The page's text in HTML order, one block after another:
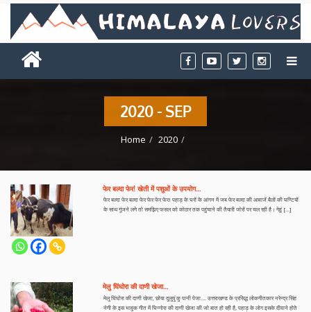
2020 - SEP
Home 2020
फेर बल्दा फेर! खेती में पशुओं के उपयोग…
फेर बल्दा फेर बल्दा फेर फेर फेर फेर! पहाड़ के घरों के आंगन में जब फेर बल्दा की आवाजें बैलों की घण्टियों
के साथ गूंजने लगे तो समझिए फसल को कोठार तक पहुंचाने की तैयारी जोरों पर चल रही है। गेहूं […]
मेलु घिंघोरा की दाणी खेजा…
मेलु घिंघोरा की दाणी खेजा, छोया दुलुयुं कु पानी पेजा…. उत्तराखण्ड के प्रसिद्ध लोकगीतकार नरेन्द्र सिंह
नेगी के इस भावुक गीत में घिन्गोरा की दाणी खेजा की जो बात हो रही है, पहाड़ के लोग इसके दीवाने होते